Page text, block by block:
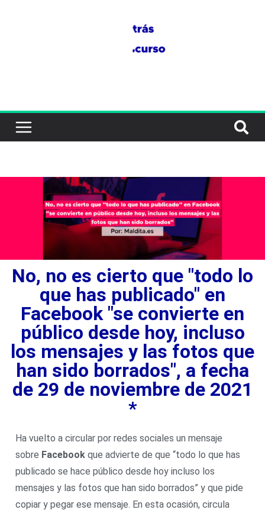
No, no es cierto que "todo lo
que has publicado" en
Facebook "se convierte en
público desde hoy, incluso
los mensajes y las fotos que
han sido borrados", a fecha
de 29 de noviembre de 2021
*
Ha vuelto a circular por redes sociales un mensaje
sobre Facebook que advierte de que “todo lo que has
publicado se hace público desde hoy incluso los
mensajes y las fotos que han sido borrados” y que pide
copiar y pegar ese mensaje. En esta ocasión, circula